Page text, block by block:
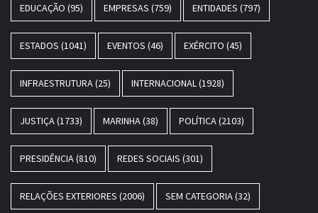
EDUCAÇÃO (95) EMPRESAS (759) ENTIDADES (797)
ESTADOS (1041) EVENTOS (46) EXÉRCITO (45)
INFRAESTRUTURA(25) INTERNACIONAL(1928)
JUSTIÇA(1733) MARINHA(38) POLÍTICA(2103)
PRESIDÊNCIA(810) REDES SOCIAIS (301)
RELAÇÕES EXTERIORES (2006) SEM CATEGORIA(32)